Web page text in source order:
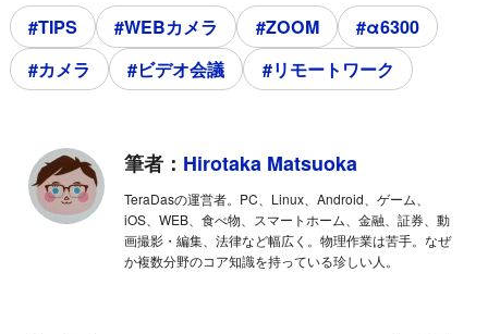
#TIPS #WEBカメラ #ZOOM
#α6300
#カメラ
#ビデオ会議 #リモートワーク
筆者： Hirotaka Matsuoka
TeraDasの運営者。PC、Linux、Android、ゲーム、
iOS、WEB、食べ物、スマートホーム、金融、証券、動
画撮影・編集、法律など幅広く。物理作業は苦手。なぜ
か複数分野のコア知識を持っている珍しい人。